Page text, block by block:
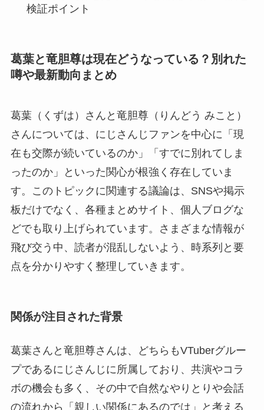
検証ポイント
葛葉と竜胆尊は現在どうなっている？別れた
噂や最新動向まとめ
葛葉（くずは）さんと竜胆尊（りんどう みこと）
さんについては、にじさんじファンを中心に「現
在も交際が続いているのか」「すでに別れてしま
ったのか」といった関心が根強く存在していま
す。このトピックに関連する議論は、SNSや掲示
板だけでなく、各種まとめサイト、個人ブログな
どでも取り上げられています。さまざまな情報が
飛び交う中、読者が混乱しないよう、時系列と要
点を分かりやすく整理していきます。
関係が注目された背景
葛葉さんと竜胆尊さんは、どちらもVTuberグルー
プであるにじさんじに所属しており、共演やコラ
ボの機会も多く、その中で自然なやりとりや会話
の流れから「親しい関係にあるのでは」と考える